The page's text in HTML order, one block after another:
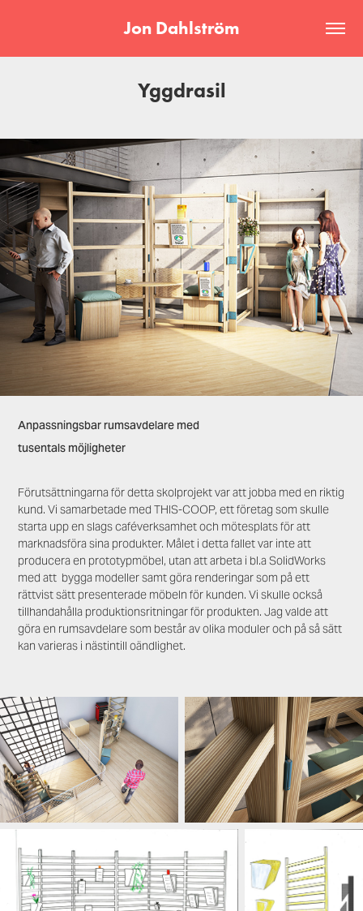
Jon Dahlström
Yggdrasil
Anpassningsbar rumsavdelare med
tusentals möjligheter
Förutsättningarna för detta skolprojekt var att jobba med en riktig
kund. Vi samarbetade med THIS-COOP, ett företag som skulle
starta upp en slags caféverksamhet och mötesplats för att
marknadsföra sina produkter. Målet i detta fallet var inte att
producera en prototypmöbel, utan att arbeta i bl.a SolidWorks
med att bygga modeller samt göra renderingar som på ett
rättvist sätt presenterade möbeln för kunden. Vi skulle också
tillhandahålla produktionsritningar för produkten. Jag valde att
göra en rumsavdelare som består av olika moduler och på så sätt
kan varieras i nästintill oändlighet.